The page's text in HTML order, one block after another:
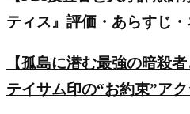
ティス』評価・あらすじ
【孤島に潜む最強の暗殺
テイサム印の“お約束”ア